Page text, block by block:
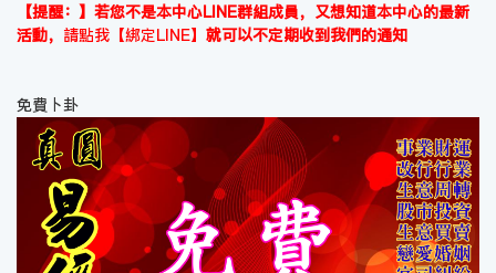
【提醒：】若您不是本中心LINE群組成員，又想知道本中心的最新
活動， 請點我【綁定LINE】 就可以不定期收到我們的通知
免費卜卦